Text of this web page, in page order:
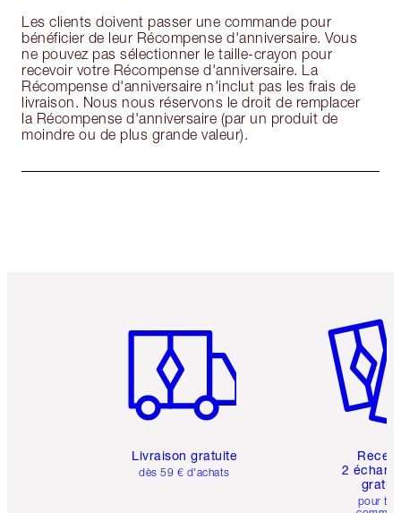
Les clients doivent passer une commande pour
bénéficier de leur Récompense d'anniversaire. Vous
ne pouvez pas sélectionner le taille-crayon pour
recevoir votre Récompense d'anniversaire. La
Récompense d'anniversaire n'inclut pas les frais de
livraison. Nous nous réservons le droit de remplacer
la Récompense d'anniversaire (par un produit de
moindre ou de plus grande valeur).
Livraison gratuite
dès 59 € d'achats
2
pour